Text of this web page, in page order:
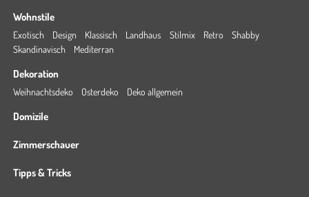
Wohnstile
Exotisch Design Klassisch Landhaus Stilmix Retro
Shabby
Skandinavisch
Mediterran
Dekoration
Weihnachtsdeko Osterdeko Deko allgemein
Domizile
Zimmerschauer
Tipps & Tricks